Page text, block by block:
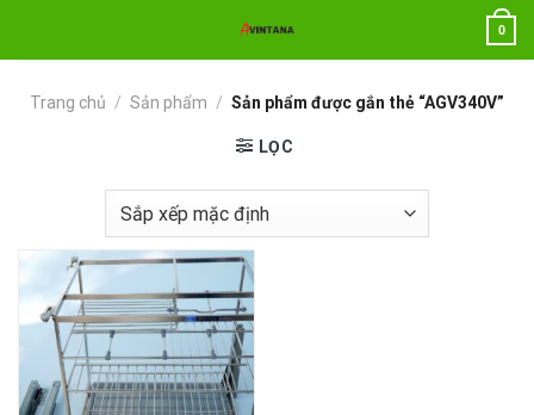
nội
0
Trang chủ / Sản phẩm / Sản phẩm được gắn thẻ “AGV340V”
LỌC